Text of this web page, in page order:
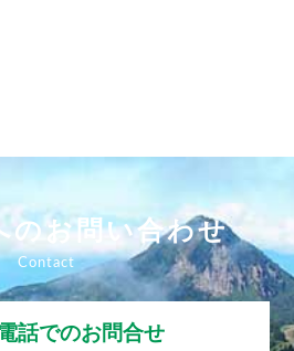
のお問い合わせ
話でのお問合せ